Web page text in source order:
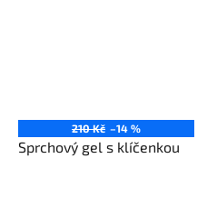
210 Kč –14 %
Sprchový gel s klíčenkou